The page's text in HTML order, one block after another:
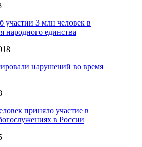
3 млн человек в
народного единства
нарушений во время
приняло участие в
в России